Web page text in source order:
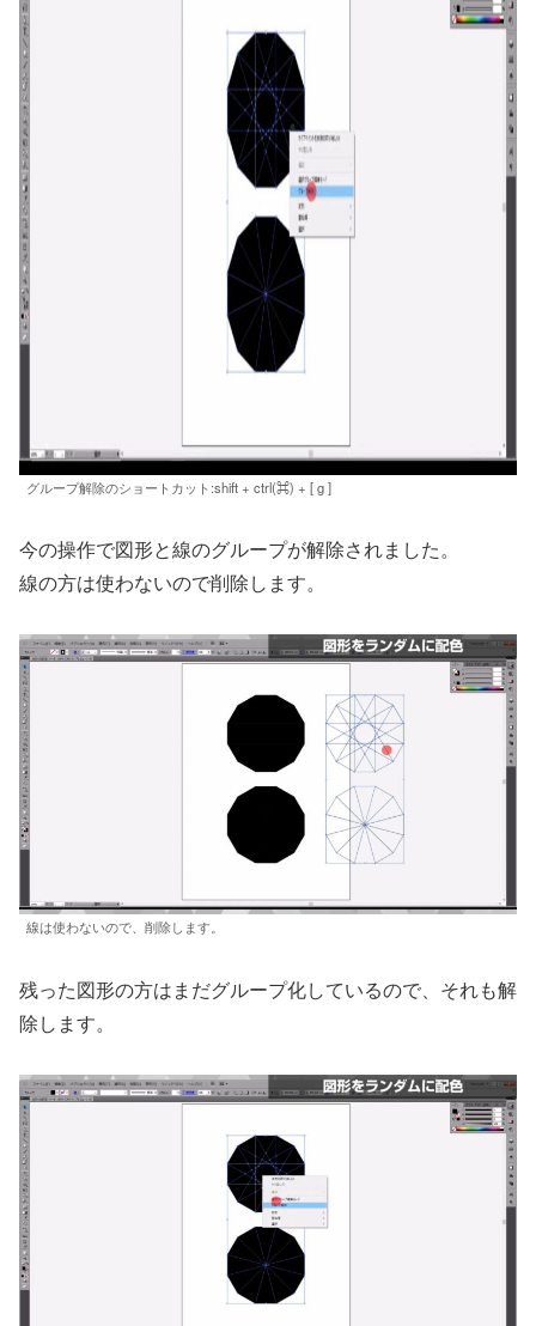
グループ解除のショートカット:shift + ctrl(⌘) + [ g ]
今の操作で図形と線のグループが解除されました。
線の方は使わないので削除します。
線は使わないので、削除します。
残った図形の方はまだグループ化しているので、それも解
除します。